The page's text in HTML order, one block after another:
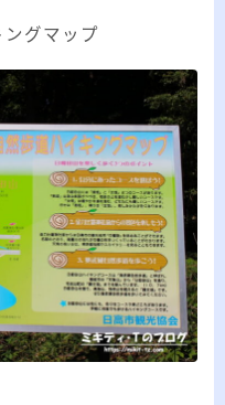
グマップ